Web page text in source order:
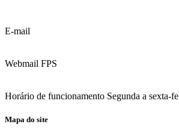
E-mail
Webmail FPS
Horário de funcionamento Segunda a sexta-
Mapa do site